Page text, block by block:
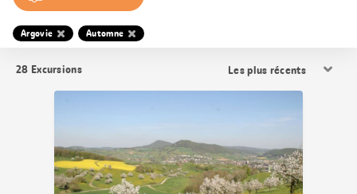
Argovie Automne
28 Excursions
les
résultats